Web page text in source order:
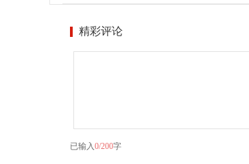
精彩评论
已输入0/200字